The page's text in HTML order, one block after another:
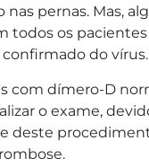
pernas. Mas,
todos os
do vírus.
com dímero-D
o exame,
deste